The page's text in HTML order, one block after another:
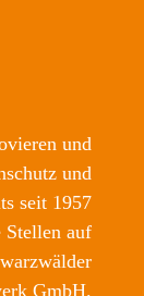
und
und
seit 1957
Stellen auf
GmbH.